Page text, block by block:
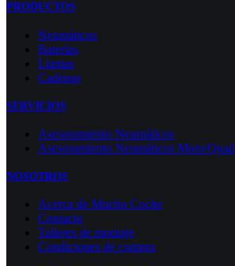
PRODUCTOS
Neumáticos
Baterías
Llantas
Cadenas
SERVICIOS
Asesoramiento Neumáticos
Asesoramiento Neumáticos Moto/Quad
NOSOTROS
Acerca de Mucho Coche
Contacto
Talleres de montaje
Condiciones de compra